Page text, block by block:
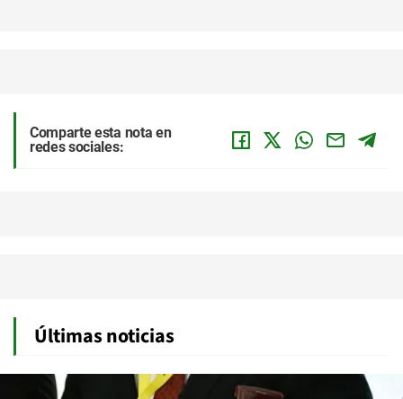
Comparte esta nota en
redes sociales:
Últimas noticias